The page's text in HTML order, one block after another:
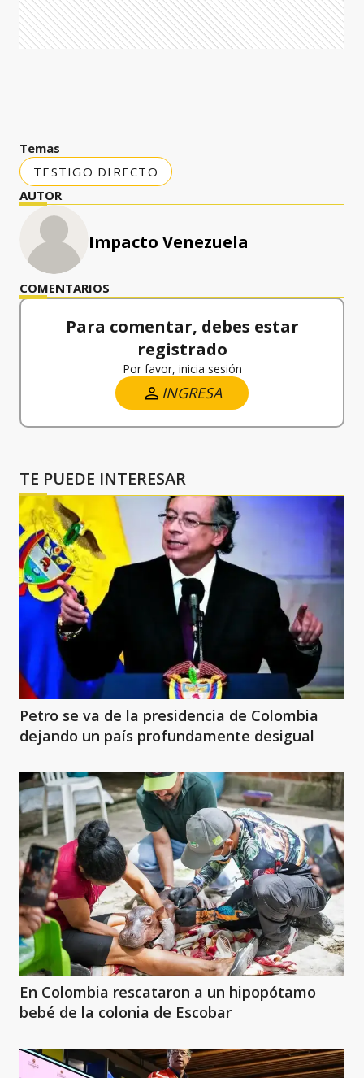
Temas
TESTIGO DIRECTO
AUTOR
Impacto Venezuela
COMENTARIOS
Para comentar, debes estar
registrado
Por favor, inicia sesión
INGRESA
TE PUEDE INTERESAR
Petro se va de la presidencia de Colombia
dejando un país profundamente desigual
En Colombia rescataron a un hipopótamo
bebé de la colonia de Escobar